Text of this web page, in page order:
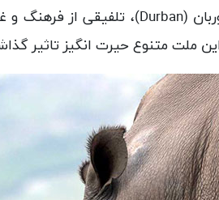
(
Durban)، تلفیقی از فرهنگ و
ملت متنوع حیرت انگیز تاثیر